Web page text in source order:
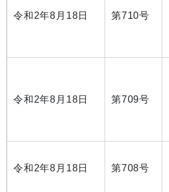
令和2年8月18日 第710号
令和2年8月18日 第709号
令和2年8月18日 第708号